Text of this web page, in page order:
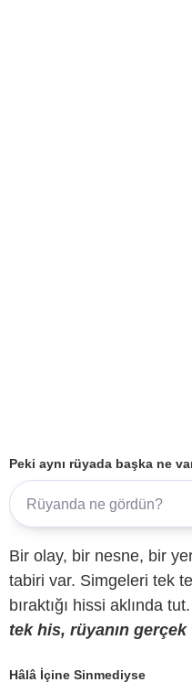
Peki aynı rüyada başka ne
Bir olay, bir nesne, bir
tabiri var. Simgeleri tek
bıraktığı hissi aklında tut.
tek his, rüyanın
Hâlâ İçine Sinmediyse